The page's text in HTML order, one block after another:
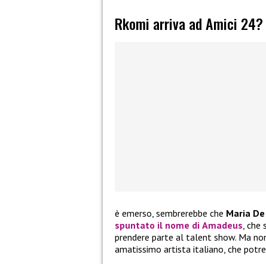
Rkomi arriva ad Amici 24?
è emerso, sembrerebbe che Maria
spuntato il nome di Amadeus, che
prendere parte al talent show. Ma
amatissimo artista italiano, che